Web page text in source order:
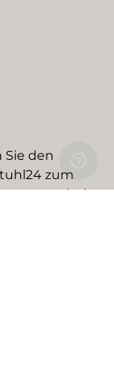
Sie den
zum
Neuware bei